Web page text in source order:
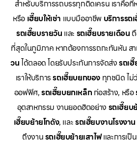
สำหรับบริการรถบรรทุกติดเครน เราคือ
หรือ เฮี๊ยบให้เช่า แบบมืออาชีพ บริการรถ
รถเฮี๊ยบรายวัน และ รถเฮี๊ยบรายเดือน
ที่สุดในภูมิภาค หากต้องการรถกะทันหัน สา
วนได้ตลอด โดยรับประกันการจัดส่งรถเ
เราให้บริการรถเฮี๊ยบยกของ ทุกชนิด ไม่
ออฟฟิศ,รถเฮี๊ยบยกเหล็กก่อสร้าง, หรือ
อุตสาหกรรม งานยอดฮิตอย่าง รถเฮี๊ย
เฮี๊ยบย้ายโกดัง, และรถเฮี๊ยบงานโรงงาน
ถึงงานรถเฮี๊ยบย้ายเสาไฟและการเป็น